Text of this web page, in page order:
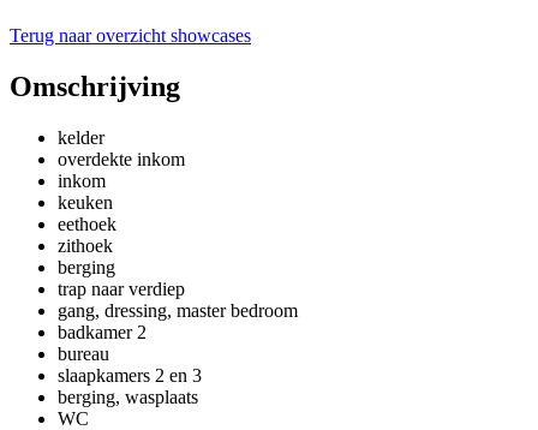
Terug naar overzicht showcases
Omschrijving
kelder
overdekte inkom
inkom
keuken
eethoek
zithoek
berging
trap naar verdiep
gang, dressing, master bedroom
badkamer 2
bureau
slaapkamers 2 en 3
berging, wasplaats
WC